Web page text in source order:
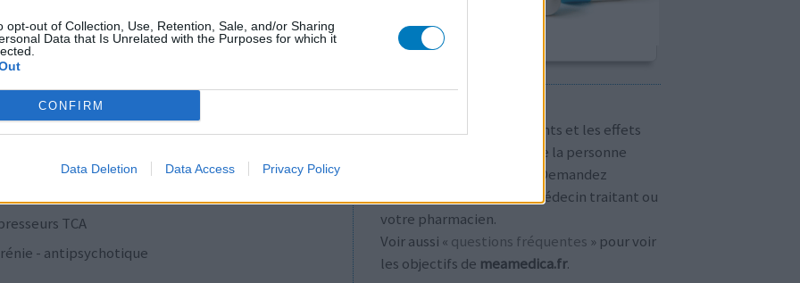
opt-out of Collection, Use, Retention, Sale, and/or Sharing
Data that Is Unrelated with the Purposes for which it
CONFIRM
Data Deletion Data Access Privacy Policy
- antipsychotique
oraux
TCA
- antipsychotique
Les avis sur les médicaments et les effets
secondaires dépendent de la personne
utilisant le médicament. Demandez
toujours conseil à votre médecin traitant ou
votre pharmacien.
Voir aussi « questions fréquentes » pour voir
les objectifs de meamedica.fr.